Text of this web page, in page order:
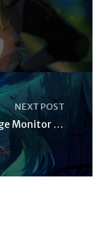
NEXT POST
Add a Server Bandwidth Usage Monitor Page with PHP and Vultr API